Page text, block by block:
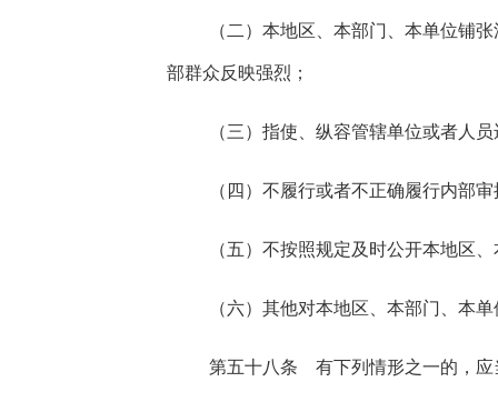
（二）本地区、本部门、本单位铺
部群众反映强烈；
（三）指使、纵容管辖单位或者人
（四）不履行或者不正确履行内部
（五）不按照规定及时公开本地区
（六）其他对本地区、本部门、本
第五十八条 有下列情形之一的，应